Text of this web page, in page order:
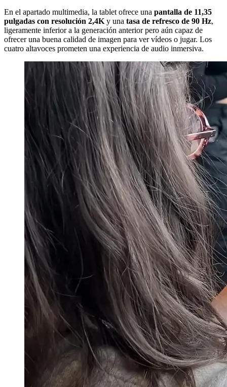
En el apartado multimedia, la tablet ofrece una pantalla de 11,35
pulgadas con resolución 2,4K y una tasa de refresco de 90 Hz,
ligeramente inferior a la generación anterior pero aún capaz de
ofrecer una buena calidad de imagen para ver vídeos o jugar. Los
cuatro altavoces prometen una experiencia de audio inmersiva.